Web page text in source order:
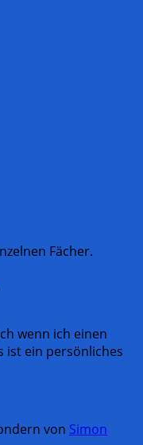
Fächer.
wenn ich einen
ist ein persönliches
von Simon